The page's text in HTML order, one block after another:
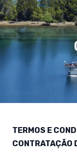
TERMOS E
CONTRATAÇÃO